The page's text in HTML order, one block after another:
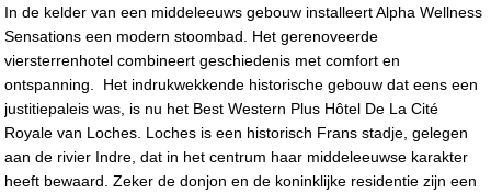
In de kelder van een middeleeuws gebouw installeert Alpha Wellness
Sensations een modern stoombad. Het gerenoveerde
viersterrenhotel combineert geschiedenis met comfort en
ontspanning. Het indrukwekkende historische gebouw dat eens een
justitiepaleis was, is nu het Best Western Plus Hôtel De La Cité
Royale van Loches. Loches is een historisch Frans stadje, gelegen
aan de rivier Indre, dat in het centrum haar middeleeuwse karakter
heeft bewaard. Zeker de donjon en de koninklijke residentie zijn een